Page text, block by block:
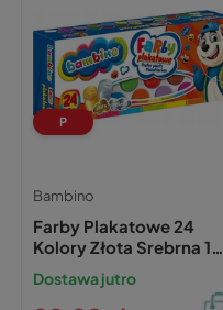
P
Bambino
Farby Plakatowe 24
Kolory Złota Srebrna 10
ml Bambino
Dostawa jutro